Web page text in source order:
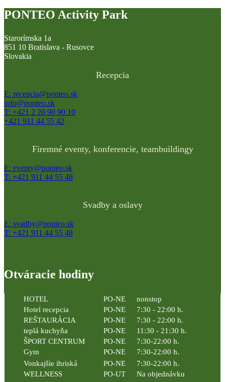
PONTEO Activity Park
Starorímska 1a
851 10 Bratislava - Rusovce
Slovakia
Recepcia
E: recepcia@ponteo.sk
info@ponteo.sk
T: +421 2 20 90 90 10
+421 911 44 55 42
Firemné eventy, konferencie, teambuildingy
E: eventy@ponteo.sk
T: +421 911 44 55 48
Svadby a oslavy
E: svadby@ponteo.sk
T: +421 911 44 55 48
Otváracie hodiny
HOTEL PO-NE
nonstop
Hotel recepcia
PO-NE
7:30 - 22:00 h.
REŠTAURÁCIA
PO-NE
7:30 - 22:00 h.
teplá kuchyňa
PO-NE
11:30 - 21:30 h.
ŠPORT CENTRUM
PO-NE
7:30-22:00 h.
Gym
PO-NE
7:30-22:00 h.
Vonkajšie ihriská
PO-NE
7:30-22:00 h.
WELLNESS
PO-UT
Na objednávku